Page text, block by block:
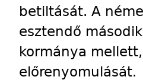
betiltását. A
esztendő
kormánya
előrenyomulását.